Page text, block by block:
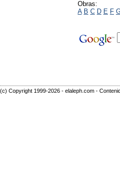
Obras:
A B C D E F
(c) Copyright 1999-2026 - elaleph.com -